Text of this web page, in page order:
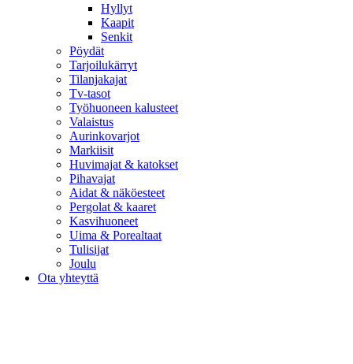
Hyllyt
Kaapit
Senkit
Pöydät
Tarjoilukärryt
Tilanjakajat
Tv-tasot
Työhuoneen kalusteet
Valaistus
Aurinkovarjot
Markiisit
Huvimajat & katokset
Pihavajat
Aidat & näköesteet
Pergolat & kaaret
Kasvihuoneet
Uima & Porealtaat
Tulisijat
Joulu
Ota yhteyttä